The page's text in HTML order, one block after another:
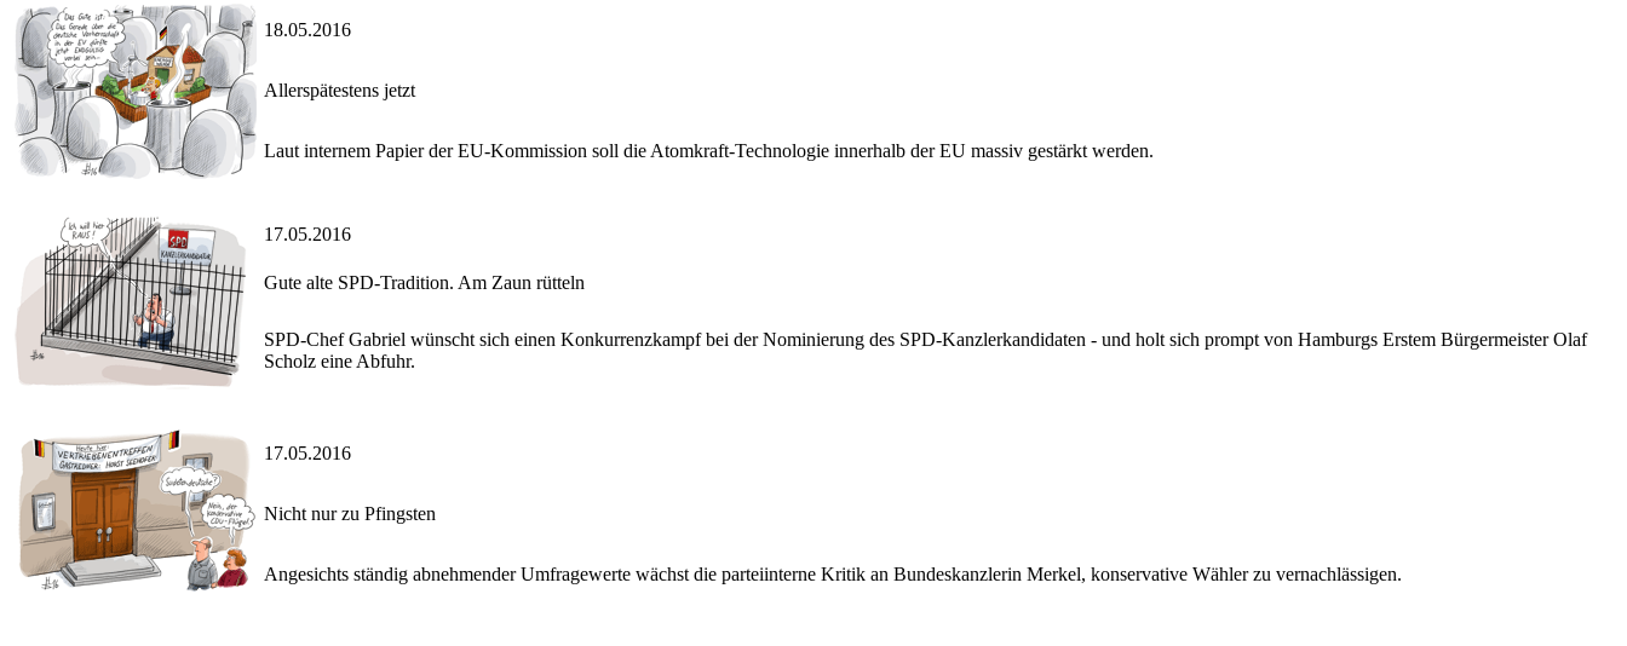
18.05.2016
Allerspätestens jetzt
Laut internem Papier der EU-Kommission soll die Atomkraft-Technologie innerhalb der EU massiv gestärkt werden.
17.05.2016
Gute alte SPD-Tradition. Am Zaun rütteln
SPD-Chef Gabriel wünscht sich einen Konkurrenzkampf bei der Nominierung des SPD-Kanzlerkandidaten - und holt sich prompt von Hamburgs Erstem Bürgermeister Olaf
Scholz eine Abfuhr.
17.05.2016
Nicht nur zu Pfingsten
Angesichts ständig abnehmender Umfragewerte wächst die parteiinterne Kritik an Bundeskanzlerin Merkel, konservative Wähler zu vernachlässigen.